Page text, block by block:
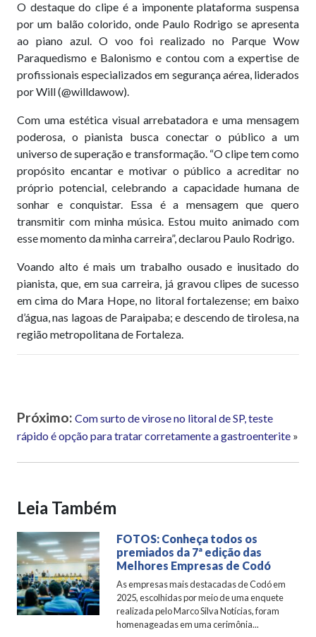
O destaque do clipe é a imponente plataforma suspensa
por um balão colorido, onde Paulo Rodrigo se apresenta
ao piano azul. O voo foi realizado no Parque Wow
Paraquedismo e Balonismo e contou com a expertise de
profissionais especializados em segurança aérea, liderados
por Will (@willdawow).
Com uma estética visual arrebatadora e uma mensagem
poderosa, o pianista busca conectar o público a um
universo de superação e transformação. “O clipe tem como
propósito encantar e motivar o público a acreditar no
próprio potencial, celebrando a capacidade humana de
sonhar e conquistar. Essa é a mensagem que quero
transmitir com minha música. Estou muito animado com
esse momento da minha carreira”, declarou Paulo Rodrigo.
Voando alto é mais um trabalho ousado e inusitado do
pianista, que, em sua carreira, já gravou clipes de sucesso
em cima do Mara Hope, no litoral fortalezense; em baixo
d’água, nas lagoas de Paraipaba; e descendo de tirolesa, na
região metropolitana de Fortaleza.
Próximo: Com surto de virose no litoral de SP, teste
rápido é opção para tratar corretamente a gastroenterite »
Leia Também
FOTOS: Conheça todos os
premiados da 7ª edição das
Melhores Empresas de Codó
As empresas mais destacadas de Codó em
2025, escolhidas por meio de uma enquete
realizada pelo Marco Silva Notícias, foram
homenageadas em uma cerimônia...